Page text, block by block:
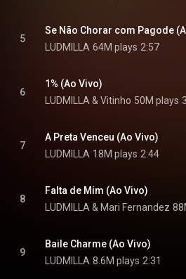
5
Se Não Chorar com Pagode
LUDMILLA 64M plays 2:57
6
1% (Ao Vivo)
LUDMILLA & Vitinho 50M plays
7
A Preta Venceu (Ao Vivo)
LUDMILLA 18M plays 2:44
8
Falta de Mim (Ao Vivo)
LUDMILLA & Mari Fernandez
9
Baile Charme (Ao Vivo)
LUDMILLA 8.6M plays 2:31